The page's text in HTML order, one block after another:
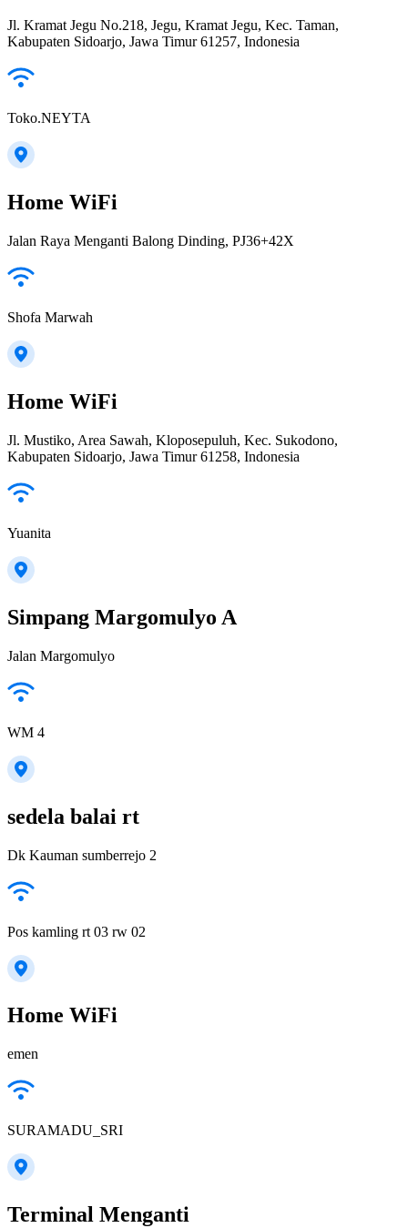
Jl. Kramat Jegu No.218, Jegu, Kramat Jegu, Kec. Taman,
Kabupaten Sidoarjo, Jawa Timur 61257, Indonesia
Toko.NEYTA
Home WiFi
Jalan Raya Menganti Balong Dinding, PJ36+42X
Shofa Marwah
Home WiFi
Jl. Mustiko, Area Sawah, Kloposepuluh, Kec. Sukodono,
Kabupaten Sidoarjo, Jawa Timur 61258, Indonesia
Yuanita
Simpang Margomulyo A
Jalan Margomulyo
WM 4
sedela balai rt
Dk Kauman sumberrejo 2
Pos kamling rt 03 rw 02
Home WiFi
emen
SURAMADU_SRI
Terminal Menganti